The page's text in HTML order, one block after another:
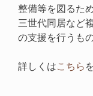
整備等を図るた
三世代同居など
の支援を行うも
詳しくはこちら